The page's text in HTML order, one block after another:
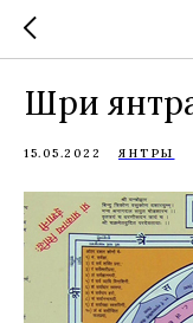
Шри
15.05.2022 ЯНТРЫ